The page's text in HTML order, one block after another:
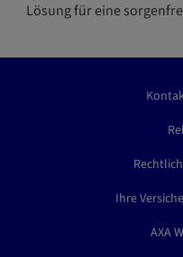
Lösung für eine
Ihre
AXA